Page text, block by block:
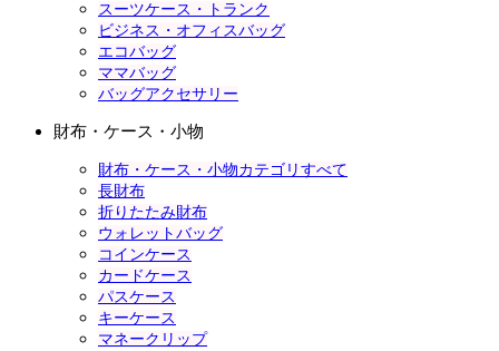
スーツケース・トランク
ビジネス・オフィスバッグ
エコバッグ
ママバッグ
バッグアクセサリー
財布・ケース・小物
財布・ケース・小物カテゴリすべて
長財布
折りたたみ財布
ウォレットバッグ
コインケース
カードケース
パスケース
キーケース
マネークリップ